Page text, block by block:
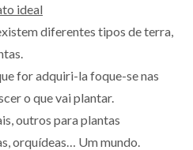
ideal
diferentes tipos de terra,
for adquiri-la foque-se nas
o que vai plantar.
outros para plantas
orquídeas… Um mundo.